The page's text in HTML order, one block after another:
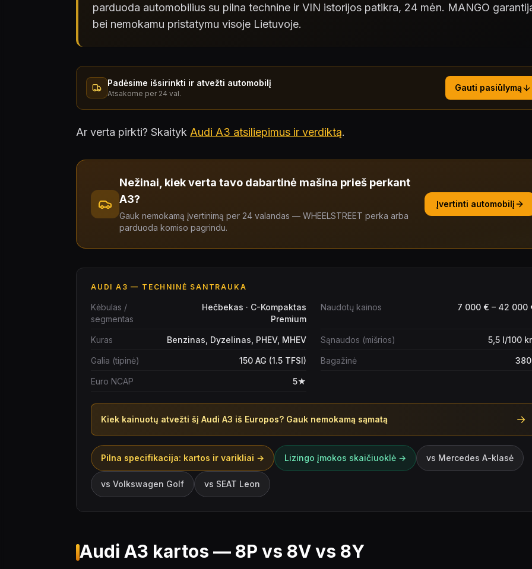
parduoda automobilius su pilna technine ir VIN istorijos patikra, 24 mėn. MANGO
bei nemokamu pristatymu visoje Lietuvoje.
Padėsime išsirinkti ir atvežti automobilį
Atsakome per 24 val.
Gauti pasiūlymą
Ar verta pirkti? Skaityk Audi A3 atsiliepimus ir verdiktą.
Nežinai, kiek verta tavo dabartinė mašina prieš perkant
A3?
Gauk nemokamą įvertinimą per 24 valandas — WHEELSTREET perka arba
parduoda komiso pagrindu.
Įvertinti automobilį
AUDI A3 — TECHNINĖ SANTRAUKA
Kėbulas /
segmentas
Hečbekas · C-Kompaktas
Premium
Naudotų kainos 7 000 € – 42 000
Kuras Benzinas, Dyzelinas, PHEV, MHEV Sąnaudos (mišrios) 5,5 l/100
Galia (tipinė) 150 AG (1.5 TFSI) Bagažinė
Euro NCAP 5★
Kiek kainuotų atvežti šį Audi A3 iš Europos? Gauk nemokamą sąmatą →
Pilna specifikacija: kartos ir varikliai → Lizingo įmokos skaičiuoklė → vs Mercedes A-klasė
vs Volkswagen Golf vs SEAT Leon
Audi A3 kartos — 8P vs 8V vs 8Y